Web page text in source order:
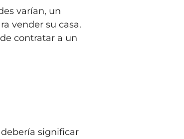
varían, un
vender su casa.
contratar a un
debería significar